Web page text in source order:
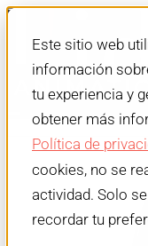
Este sitio web
información
tu experiencia y
obtener más
Política de
cookies, no se
actividad. Solo
recordar tu